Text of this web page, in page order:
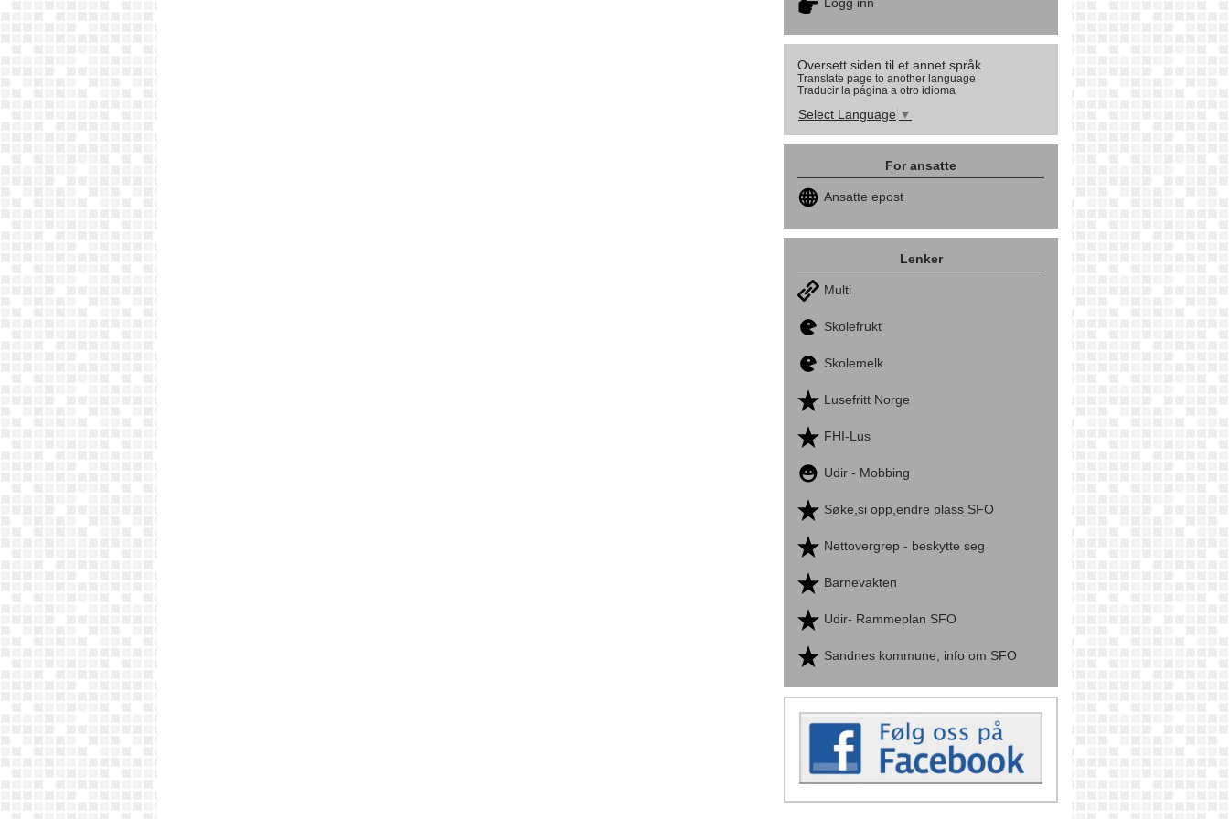
Logg inn
Oversett siden til et annet språk
Translate page to another language
Traducir la página a otro idioma
Select Language ▼
For ansatte
Ansatte epost
Lenker
Multi
Skolefrukt
Skolemelk
Lusefritt Norge
FHI-Lus
Udir - Mobbing
Søke,si opp,endre plass SFO
Nettovergrep - beskytte seg
Barnevakten
Udir- Rammeplan SFO
Sandnes kommune, info om SFO